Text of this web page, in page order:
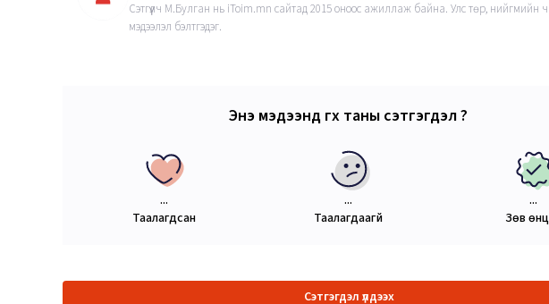
Сэтгүүлч М.Булган нь iToim.mn сайтад 2015 оноос ажиллаж байна. Улс төр, нийгмийн
мэдээлэл бэлтгэдэг.
Энэ мэдээнд өгөх таны сэтгэгдэл ?
...
Таалагдсан
...
Таалагдаагүй
...
Зөв
Сэтгэгдэл үлдээх